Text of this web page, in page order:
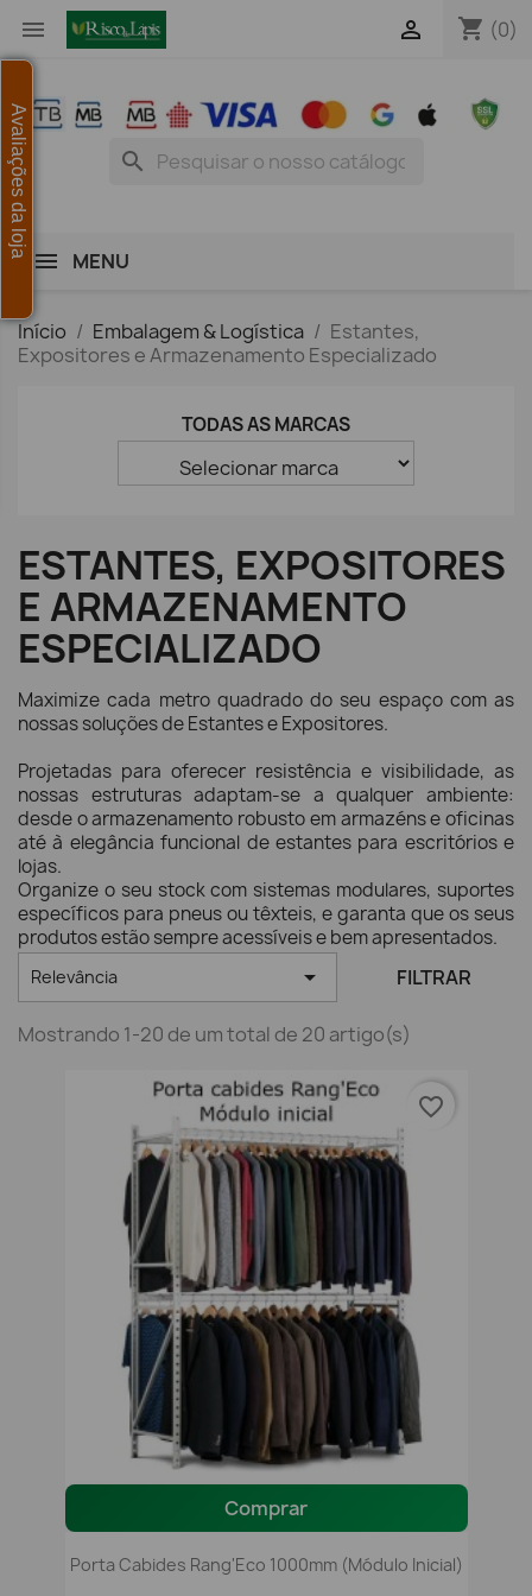
 shopping_cart (0)

search
MENU
Início Embalagem & Logística
Estantes,
Expositores e Armazenamento Especializado
TODAS AS MARCAS
ESTANTES, EXPOSITORES
E ARMAZENAMENTO
ESPECIALIZADO
Maximize cada metro quadrado do seu espaço com as
nossas soluções de Estantes e Expositores.
Projetadas para oferecer resistência e visibilidade, as
nossas estruturas adaptam-se a qualquer ambiente:
desde o armazenamento robusto em armazéns e oficinas
até à elegância funcional de estantes para escritórios e
lojas.
Organize o seu stock com sistemas modulares, suportes
específicos para pneus ou têxteis, e garanta que os seus
produtos estão sempre acessíveis e bem apresentados.
Relevância  FILTRAR
Mostrando 1-20 de um total de 20 artigo(s)
Comprar
Porta Cabides Rang'Eco 1000mm (módulo Inicial)
favorite_border
Avaliações da loja